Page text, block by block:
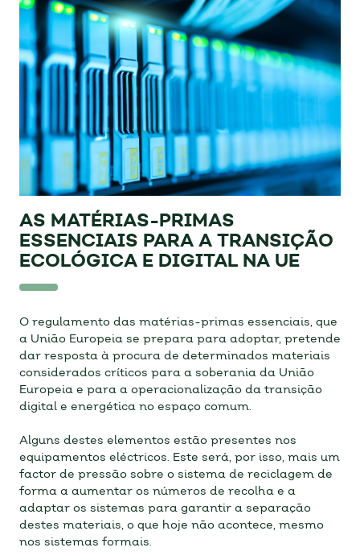
AS MATÉRIAS-PRIMAS
ESSENCIAIS PARA A TRANSIÇÃO
ECOLÓGICA E DIGITAL NA UE
O regulamento das matérias-primas essenciais, que
a União Europeia se prepara para adoptar, pretende
dar resposta à procura de determinados materiais
considerados críticos para a soberania da União
Europeia e para a operacionalização da transição
digital e energética no espaço comum.
Alguns destes elementos estão presentes nos
equipamentos eléctricos. Este será, por isso, mais um
factor de pressão sobre o sistema de reciclagem de
forma a aumentar os números de recolha e a
adaptar os sistemas para garantir a separação
destes materiais, o que hoje não acontece, mesmo
nos sistemas formais.